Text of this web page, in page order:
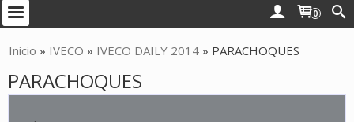
0
Inicio » IVECO » IVECO DAILY 2014 » PARACHOQUES
PARACHOQUES